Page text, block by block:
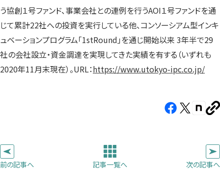
う協創１号ファンド、事業会社との連例を行うAOI１号ファンドを通
じて累計22社への投資を実行している他、コンソーシアム型インキ
ュベーションプログラム「1stRound」を通じ開始以来 3年半で29
社の会社設立・資金調達を実現してきた実績を有する（いずれも
2020年11月末現在）。URL：https://www.utokyo-ipc.co.jp/
Facebook（新
X（新 note（新
で
ー
前の記事へ 記事一覧へ 次の記事へ